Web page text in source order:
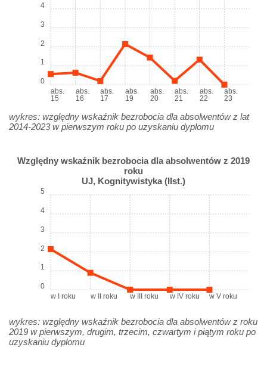
abs.
15
abs.
16
abs.
17
abs.
19
abs.
20
abs.
21
abs.
22
abs.
23
0
1
2
3
4
wykres: względny wskaźnik bezrobocia dla absolwentów z lat
2014-2023 w pierwszym roku po uzyskaniu dyplomu
Względny wskaźnik bezrobocia dla absolwentów z 2019
roku
UJ, Kognitywistyka (IIst.)
w I roku w II roku w III roku w IV roku w V roku
0
1
2
3
4
5
wykres: względny wskaźnik bezrobocia dla absolwentów z roku
2019 w pierwszym, drugim, trzecim, czwartym i piątym roku po
uzyskaniu dyplomu